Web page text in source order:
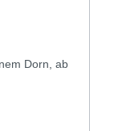
Dorn, ab